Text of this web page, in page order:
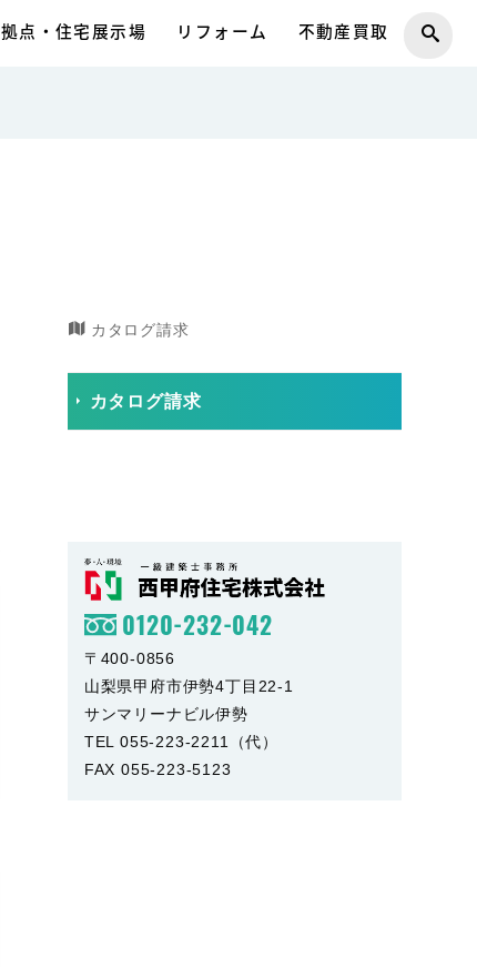
拠点・住宅展示場 リフォーム 不動産買取
カタログ請求
カタログ請求
0120-232-042
〒400-0856
山梨県甲府市伊勢4丁目22-1
サンマリーナビル伊勢
TEL 055-223-2211（代）
FAX 055-223-5123